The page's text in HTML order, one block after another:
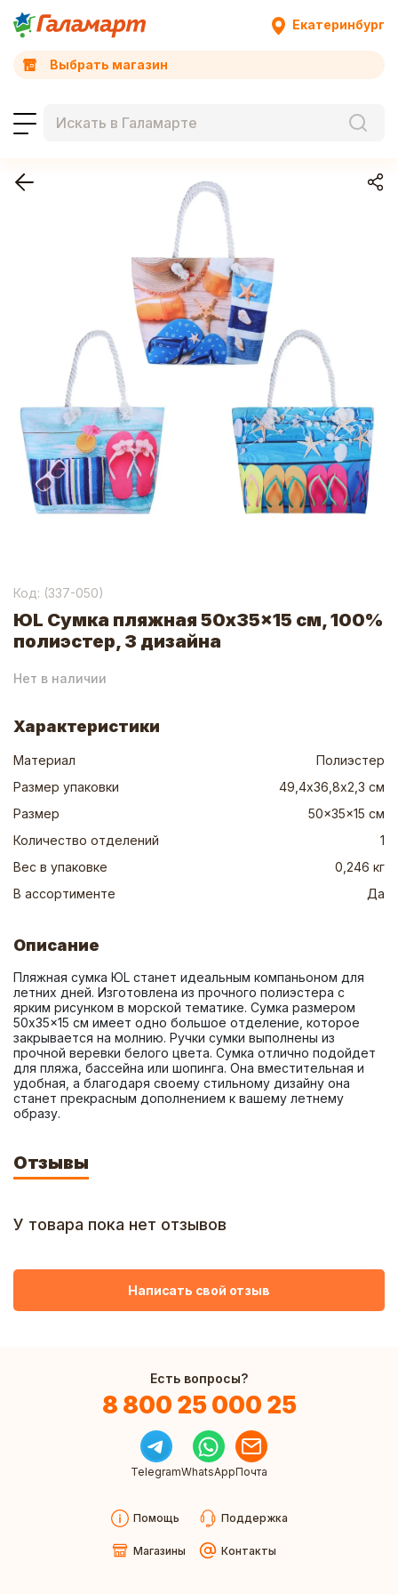
Екатеринбург
Выбрать магазин
Код: (337-050)
ЮL Сумка пляжная 50x35x15 см, 100%
полиэстер, 3 дизайна
Нет в наличии
Характеристики
Материал
Полиэстер
Размер упаковки
49,4х36,8х2,3 см
Размер
50x35x15 см
Количество отделений
1
Вес в упаковке
0,246 кг
В ассортименте
Да
Описание
Пляжная сумка ЮL станет идеальным компаньоном для
летних дней. Изготовлена из прочного полиэстера с
ярким рисунком в морской тематике. Сумка размером
50x35x15 см имеет одно большое отделение, которое
закрывается на молнию. Ручки сумки выполнены из
прочной веревки белого цвета. Сумка отлично подойдет
для пляжа, бассейна или шопинга. Она вместительная и
удобная, а благодаря своему стильному дизайну она
станет прекрасным дополнением к вашему летнему
образу.
Отзывы
У товара пока нет отзывов
Написать свой отзыв
Есть вопросы?
8 800 25 000 25
TelegramWhatsAppПочта
Помощь Поддержка
Магазины Контакты